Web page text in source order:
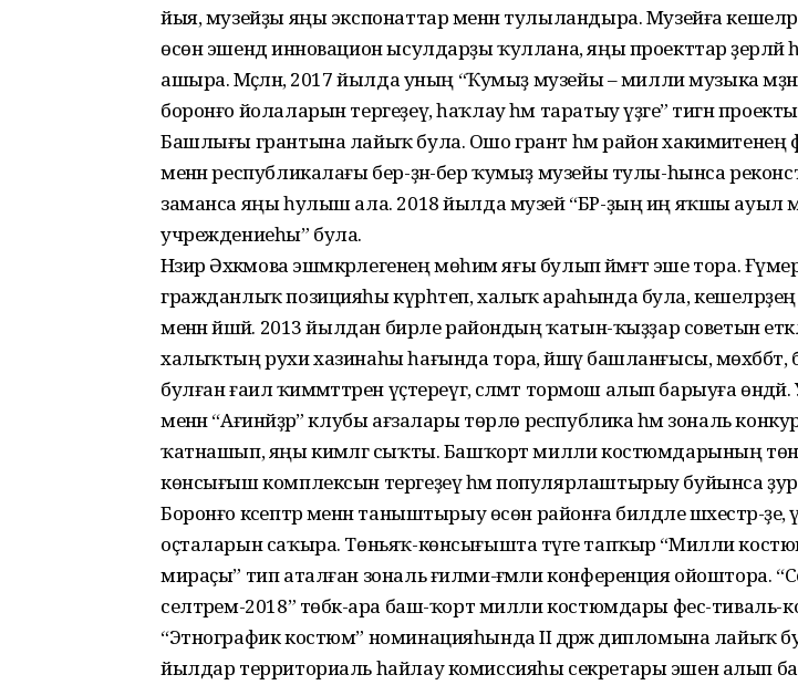
йыя, музейҙы яңы экспонаттар менән тулыландыра. Музейға
өсөн эшендә инновацион ысулдарҙы ҡуллана, яңы проекттар әҙерләй
ашыра. Мәҫәлән, 2017 йылда уның “Ҡумыҙ музейы – милли музыка
боронғо йолаларын тергеҙеү, һаҡлау һәм таратыу үҙәге” тигән
Башлығы грантына лайыҡ була. Ошо грант һәм район хакимиәтенең
менән республикалағы бер-ҙән-бер ҡумыҙ музейы тулы-һынса
заманса яңы һулыш ала. 2018 йылда музей “БР-ҙың иң яҡшы ауыл
учреждениеһы” була.
Нәзирә Әхкәмова эшмәкәрлегенең мөһим яғы булып йәмәғәт эше тора.
гражданлыҡ позицияһы күрһәтеп, халыҡ араһында була, кешеләрҙең
менән йәшәй. 2013 йылдан бирле райондың ҡатын-ҡыҙҙар советын
халыҡтың рухи хазинаһы һағында тора, йәшәү башланғысы, мөхәббәт,
булған ғаилә ҡиммәттәрен үҫтереүгә, сәләмәт тормош алып барыуға
менән “Ағинәйҙәр” клубы ағзалары төрлө республика һәм зональ
ҡатнашып, яңы кимәлгә сыҡты. Башҡорт милли костюмдарының
көнсығыш комплексын тергеҙеү һәм популярлаштырыу буйынса
Боронғо кәсептәр менән таныштырыу өсөн районға билдәле шәхестәр-
оҫталарын саҡыра. Төньяҡ-көнсығышта тәүге тапҡыр “Милли
мираҫы” тип аталған зональ ғилми-ғәмәли конференция ойоштора.
селтәрем-2018” төбәк-ара баш-ҡорт милли костюмдары фес-
“Этнографик костюм” номинацияһында II дәрәжә дипломына лайыҡ
йылдар территориаль һайлау комиссияһы секретары эшен алып